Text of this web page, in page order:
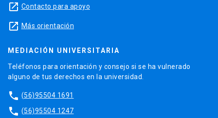
launch Contacto para apoyo
launch Más orientación
MEDIACIÓN UNIVERSITARIA
Teléfonos para orientación y consejo si se ha vulnerado
alguno de tus derechos en la universidad.
phone (56)95504 1691
phone (56)95504 1247